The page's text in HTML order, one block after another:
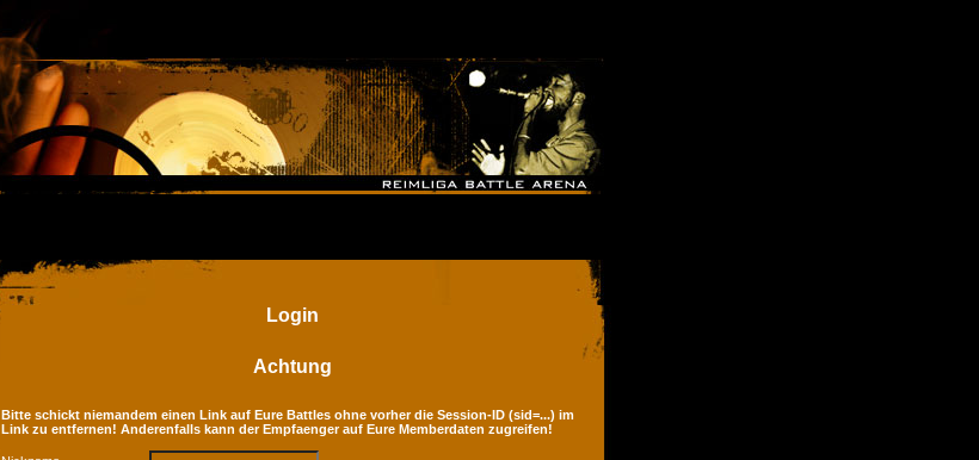
Login
Achtung
Bitte schickt niemandem einen Link auf Eure Battles ohne vorher die Session-ID (sid=...) im
Link zu entfernen! Anderenfalls kann der Empfaenger auf Eure Memberdaten zugreifen!